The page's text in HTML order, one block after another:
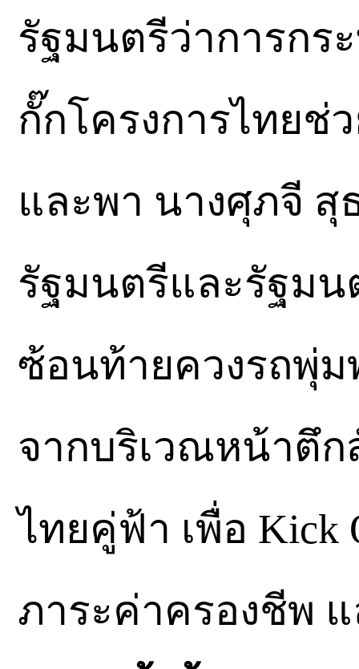
รัฐมนตรีว่าการกร
กั๊กโครงการไทยช่
และพา นางศุภจี สุ
รัฐมนตรีและรัฐม
ซ้อนท้ายควงรถพุ่ม
จากบริเวณหน้าตึ
ไทยคู่ฟ้า เพื่อ Kick
ภาระค่าครองชีพ